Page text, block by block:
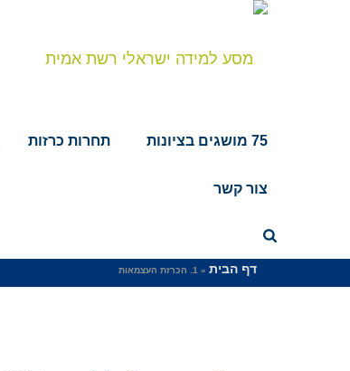
75 מושגים בציונות תחרות כרזות
צור קשר
1. הכרזת העצמאות
דף הבית » 1. הכרזת העצמאות